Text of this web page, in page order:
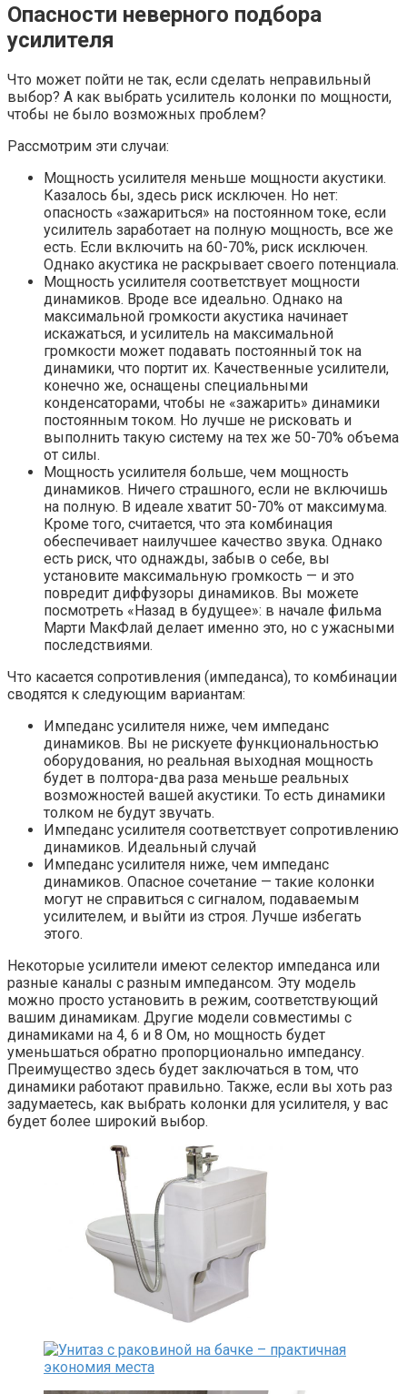
Опасности неверного подбора
усилителя
Что может пойти не так, если сделать неправильный
выбор? А как выбрать усилитель колонки по мощности,
чтобы не было возможных проблем?
Рассмотрим эти случаи:
Мощность усилителя меньше мощности акустики.
Казалось бы, здесь риск исключен. Но нет:
опасность «зажариться» на постоянном токе, если
усилитель заработает на полную мощность, все же
есть. Если включить на 60-70%, риск исключен.
Однако акустика не раскрывает своего потенциала.
Мощность усилителя соответствует мощности
динамиков. Вроде все идеально. Однако на
максимальной громкости акустика начинает
искажаться, и усилитель на максимальной
громкости может подавать постоянный ток на
динамики, что портит их. Качественные усилители,
конечно же, оснащены специальными
конденсаторами, чтобы не «зажарить» динамики
постоянным током. Но лучше не рисковать и
выполнить такую ​​систему на тех же 50-70% объема
от силы.
Мощность усилителя больше, чем мощность
динамиков. Ничего страшного, если не включишь
на полную. В идеале хватит 50-70% от максимума.
Кроме того, считается, что эта комбинация
обеспечивает наилучшее качество звука. Однако
есть риск, что однажды, забыв о себе, вы
установите максимальную громкость — и это
повредит диффузоры динамиков. Вы можете
посмотреть «Назад в будущее»: в начале фильма
Марти МакФлай делает именно это, но с ужасными
последствиями.
Что касается сопротивления (импеданса), то комбинации
сводятся к следующим вариантам:
Импеданс усилителя ниже, чем импеданс
динамиков. Вы не рискуете функциональностью
оборудования, но реальная выходная мощность
будет в полтора-два раза меньше реальных
возможностей вашей акустики. То есть динамики
толком не будут звучать.
Импеданс усилителя соответствует сопротивлению
динамиков. Идеальный случай
Импеданс усилителя ниже, чем импеданс
динамиков. Опасное сочетание — такие колонки
могут не справиться с сигналом, подаваемым
усилителем, и выйти из строя. Лучше избегать
этого.
Некоторые усилители имеют селектор импеданса или
разные каналы с разным импедансом. Эту модель
можно просто установить в режим, соответствующий
вашим динамикам. Другие модели совместимы с
динамиками на 4, 6 и 8 Ом, но мощность будет
уменьшаться обратно пропорционально импедансу.
Преимущество здесь будет заключаться в том, что
динамики работают правильно. Также, если вы хоть раз
задумаетесь, как выбрать колонки для усилителя, у вас
будет более широкий выбор.